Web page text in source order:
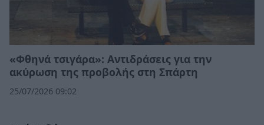
«Φθηνά τσιγάρα»: Αντιδράσεις για την
ακύρωση της προβολής στη Σπάρτη
25/07/2026 09:02